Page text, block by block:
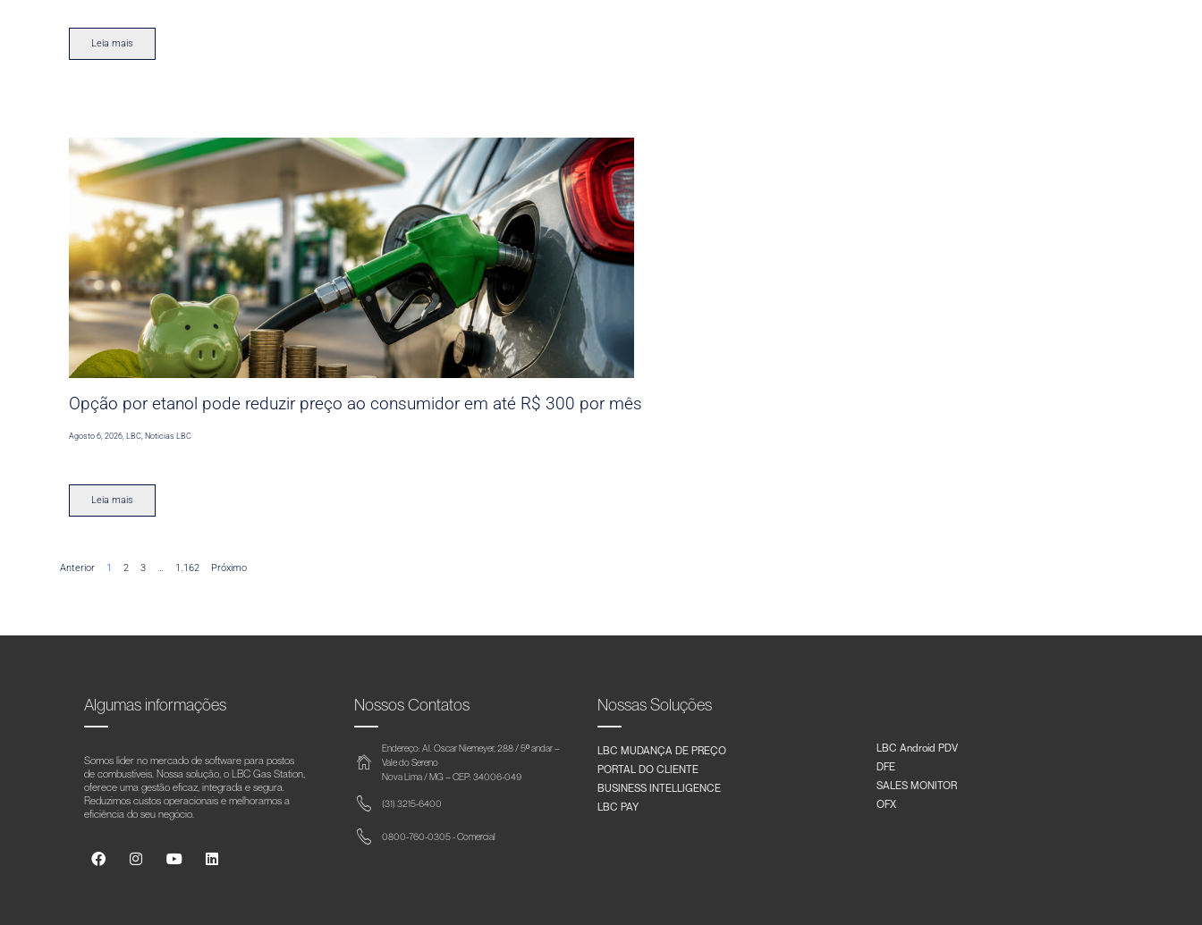
Leia mais
Opção por etanol pode reduzir preço ao consumidor em até R$ 300 por mês
Agosto 6, 2026 ,LBC Noticias LBC
Leia mais
Anterior 1 2 3 … 1.162 Próximo
Algumas informações
Somos líder no mercado de software para postos
de combustíveis. Nossa solução, o LBC Gas Station,
oferece uma gestão eficaz, integrada e segura.
Reduzimos custos operacionais e melhoramos a
eficiência do seu negócio.
Nossos Contatos
Endereço: Al. Oscar Niemeyer, 288 / 5º andar –
Vale do Sereno
Nova Lima / MG – CEP: 34006-049
(31) 3215-6400
0800-760-0305 - Comercial
Nossas Soluções
LBC MUDANÇA DE PREÇO
PORTAL DO CLIENTE
BUSINESS INTELLIGENCE
LBC PAY
LBC Android PDV
DFE
SALES MONITOR
OFX